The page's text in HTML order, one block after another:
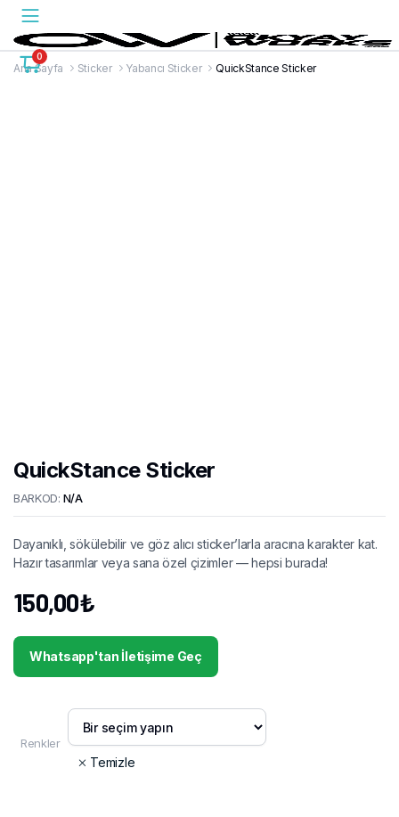
0
Ana Sayfa Sticker Yabancı Sticker QuickStance Sticker
QuickStance Sticker
BARKOD: N/A
Dayanıklı, sökülebilir ve göz alıcı sticker’larla aracına karakter kat.
Hazır tasarımlar veya sana özel çizimler — hepsi burada!
150,00₺
Whatsapp'tan İletişime Geç
Renkler
Temizle